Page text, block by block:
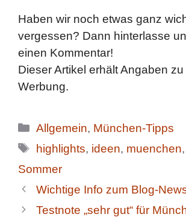
Haben wir noch etwas ganz
vergessen? Dann hinterlasse
einen Kommentar!
Dieser Artikel erhält Angaben
Werbung.
Kategorien
Allgemein, München-Tipps
Schlagwörter
highlights, ideen, muenchen,
Sommer
Wichtige Info zum Blog-
Testnote „sehr gut“ für